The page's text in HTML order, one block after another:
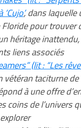
, dans laquelle
Floride pour trouver
héritage
liens associés
(lit : “Les
vétéran taciturne
à une offre
coins de l’univers